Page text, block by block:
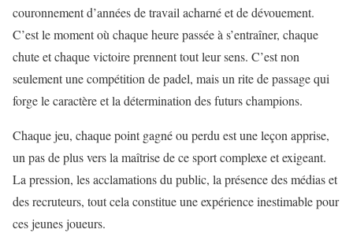
couronnement d’années de travail acharné et de dévouement.
C’est le moment où chaque heure passée à s’entraîner, chaque
chute et chaque victoire prennent tout leur sens. C’est non
seulement une compétition de padel, mais un rite de passage qui
forge le caractère et la détermination des futurs champions.
Chaque jeu, chaque point gagné ou perdu est une leçon apprise,
un pas de plus vers la maîtrise de ce sport complexe et exigeant.
La pression, les acclamations du public, la présence des médias et
des recruteurs, tout cela constitue une expérience inestimable pour
ces jeunes joueurs.